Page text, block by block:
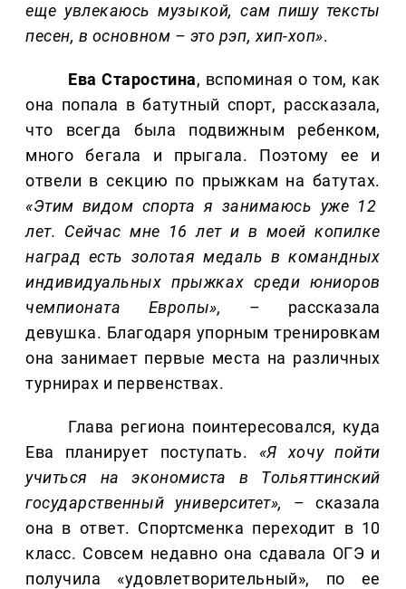
еще увлекаюсь музыкой, сам пишу тексты
песен, в основном – это рэп, хип-хоп».
Ева Старостина, вспоминая о том, как
она попала в батутный спорт, рассказала,
что всегда была подвижным ребенком,
много бегала и прыгала. Поэтому ее и
отвели в секцию по прыжкам на батутах.
«Этим видом спорта я занимаюсь уже 12
лет. Сейчас мне 16 лет и в моей копилке
наград есть золотая медаль в командных
индивидуальных прыжках среди юниоров
чемпионата Европы»,
– рассказала
девушка. Благодаря упорным тренировкам
она занимает первые места на различных
турнирах и первенствах.
Глава региона поинтересовался, куда
Ева планирует поступать. «Я хочу пойти
учиться на экономиста в Тольяттинский
государственный университет»,
– сказала
она в ответ. Спортсменка переходит в 10
класс. Совсем недавно она сдавала ОГЭ и
получила «удовлетворительный», по ее